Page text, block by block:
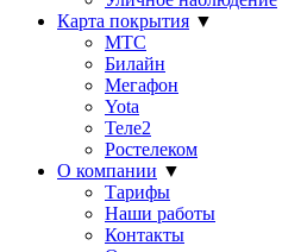
Карта покрытия ▼
МТС
Билайн
Мегафон
Yota
Теле2
Ростелеком
О компании ▼
Тарифы
Наши работы
Контакты